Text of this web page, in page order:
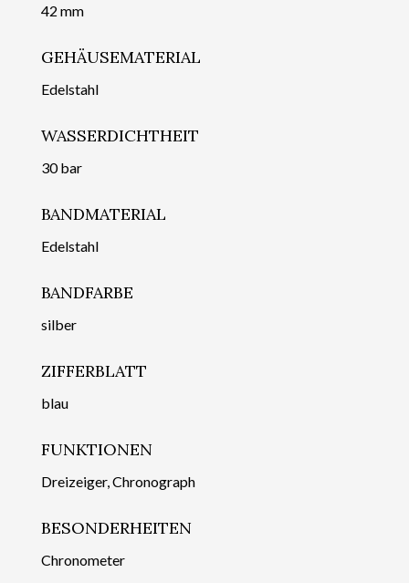
42 mm
GEHÄUSEMATERIAL
Edelstahl
WASSERDICHTHEIT
30 bar
BANDMATERIAL
Edelstahl
BANDFARBE
silber
ZIFFERBLATT
blau
FUNKTIONEN
Dreizeiger, Chronograph
BESONDERHEITEN
Chronometer